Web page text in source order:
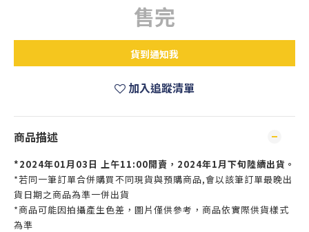
售完
貨到通知我
加入追蹤清單
商品描述
*2024年01月03日 上午11:00開賣，2024年1月下旬陸續出貨。
*若同一筆訂單合併購買不同現貨與預購商品,會以該筆訂單最晚出
貨日期之商品為準一併出貨
*商品可能因拍攝產生色差，圖片僅供參考，商品依實際供貨樣式
為準